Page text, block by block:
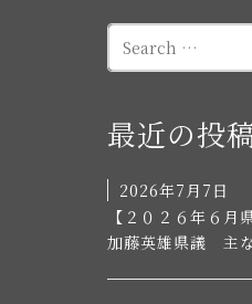
最近の投
2026年7月7日
【２０２６年６
加藤英雄県議 主